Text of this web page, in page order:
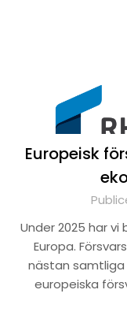
Europeisk
Under 2025 har
Europa.
nästan samtliga
europeiska